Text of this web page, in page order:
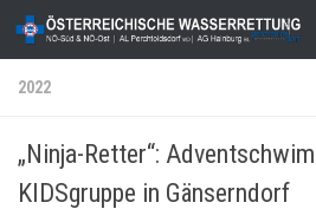
Zum Inhalt springen
2022
„Ninja-Retter“:
KIDSgruppe in Gänserndorf